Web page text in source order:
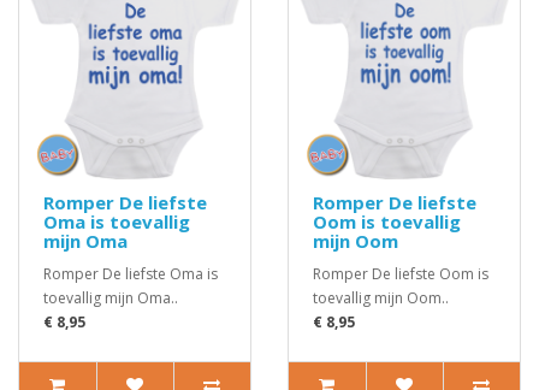
Romper De liefste
Oma is toevallig
mijn Oma
Romper De liefste Oma is
toevallig mijn Oma..
€ 8,95
Romper De liefste
Oom is toevallig
mijn Oom
Romper De liefste Oom is
toevallig mijn Oom..
€ 8,95